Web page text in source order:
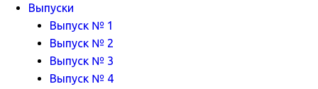
Выпуски
Выпуск № 1
Выпуск № 2
Выпуск № 3
Выпуск № 4